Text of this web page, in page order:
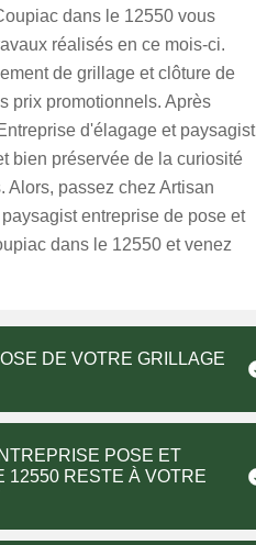
dans le 12550 vous
réalisés en ce mois-ci.
de grillage et clôture de
prix promotionnels. Après
d'élagage et paysagist
bien préservée de la curiosité
Alors, passez chez Artisan
entreprise de pose et
dans le 12550 et venez
DE VOTRE GRILLAGE
POSE ET
12550 RESTE À VOTRE